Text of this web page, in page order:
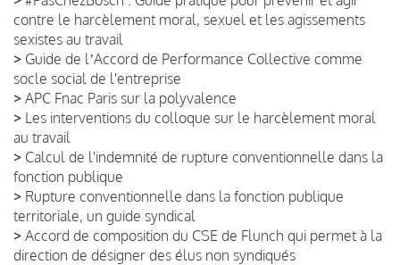
contre le harcèlement moral, sexuel et les agissements
sexistes au travail
> Guide de lʼAccord de Performance Collective comme
socle social de l'entreprise
> APC Fnac Paris sur la polyvalence
> Les interventions du colloque sur le harcèlement moral
au travail
> Calcul de l'indemnité de rupture conventionnelle dans la
fonction publique
> Rupture conventionnelle dans la fonction publique
territoriale, un guide syndical
> Accord de composition du CSE de Flunch qui permet à la
direction de désigner des élus non syndiqués